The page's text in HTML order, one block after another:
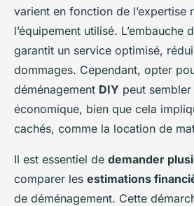
varient en fonction de l’expertise
l’équipement utilisé. L’embauche
garantit un service optimisé,
dommages. Cependant, opter
déménagement DIY peut
économique, bien que cela
cachés, comme la location de
Il est essentiel de demander
comparer les estimations
de déménagement. Cette